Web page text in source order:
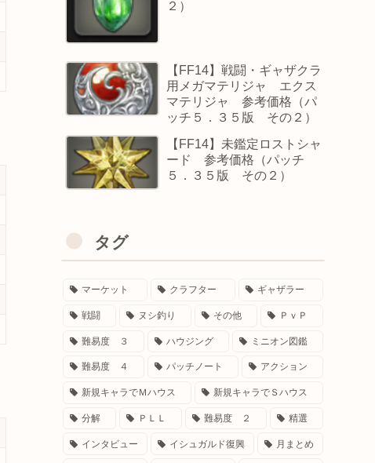
２）
【FF14】戦闘・ギャザクラ
用メガマテリジャ エクス
マテリジャ 参考価格（パ
ッチ５．３５版 その２）
【FF14】未鑑定ロストシャ
ード 参考価格（パッチ
５．３５版 その２）
タグ
マーケット クラフター ギャザラー
戦闘 ヌシ釣り その他 ＰｖＰ
難易度 ３ ハウジング ミニオン図鑑
難易度 ４ パッチノート アクション
新規キャラでＭハウス 新規キャラでＳハウス
分解 ＰＬＬ 難易度 ２ 精選
インタビュー イシュガルド復興 月まとめ